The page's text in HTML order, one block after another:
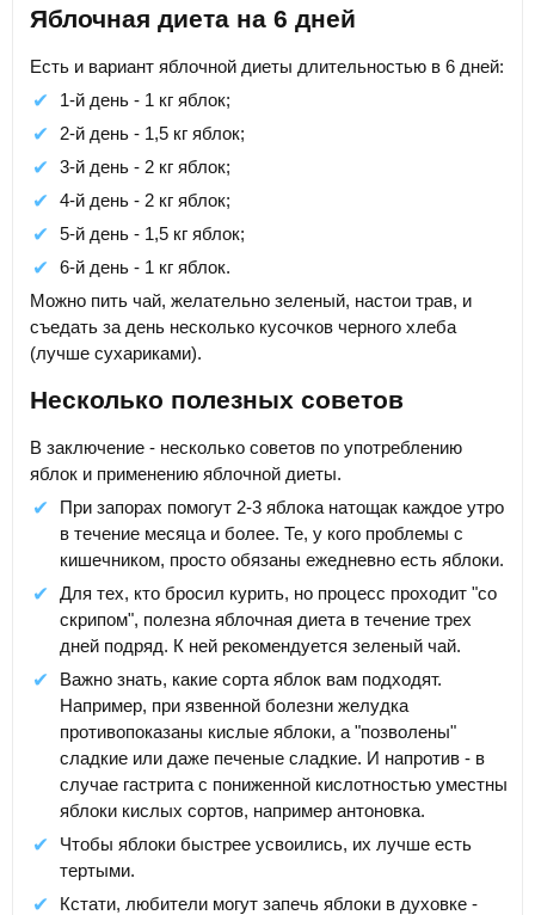
Яблочная диета на 6 дней
Есть и вариант яблочной диеты длительностью в 6 дней:
1-й день - 1 кг яблок;
2-й день - 1,5 кг яблок;
3-й день - 2 кг яблок;
4-й день - 2 кг яблок;
5-й день - 1,5 кг яблок;
6-й день - 1 кг яблок.
Можно пить чай, желательно зеленый, настои трав, и
съедать за день несколько кусочков черного хлеба
(лучше сухариками).
Несколько полезных советов
В заключение - несколько советов по употреблению
яблок и применению яблочной диеты.
При запорах помогут 2-3 яблока натощак каждое утро
в течение месяца и более. Те, у кого проблемы с
кишечником, просто обязаны ежедневно есть яблоки.
Для тех, кто бросил курить, но процесс проходит "со
скрипом", полезна яблочная диета в течение трех
дней подряд. К ней рекомендуется зеленый чай.
Важно знать, какие сорта яблок вам подходят.
Например, при язвенной болезни желудка
противопоказаны кислые яблоки, а "позволены"
сладкие или даже печеные сладкие. И напротив - в
случае гастрита с пониженной кислотностью уместны
яблоки кислых сортов, например антоновка.
Чтобы яблоки быстрее усвоились, их лучше есть
тертыми.
Кстати, любители могут запечь яблоки в духовке -